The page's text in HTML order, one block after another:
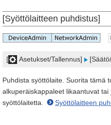
[Syöttölaitteen puhdistus]
[ Asetukset/Tallennus]
Puhdista syöttölaite. Suorita tämä
alkuperäiskappaleet likaantuvat
syöttölaitetta.
Syöttölaitteen